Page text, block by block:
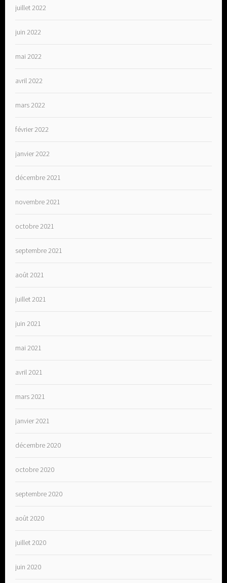
juillet 2022
juin 2022
mai 2022
avril 2022
mars 2022
février 2022
janvier 2022
décembre 2021
novembre 2021
octobre 2021
septembre 2021
août 2021
juillet 2021
juin 2021
mai 2021
avril 2021
mars 2021
janvier 2021
décembre 2020
octobre 2020
septembre 2020
août 2020
juillet 2020
juin 2020